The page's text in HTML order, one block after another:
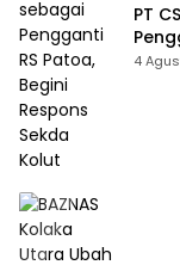
PT
Kolut
4